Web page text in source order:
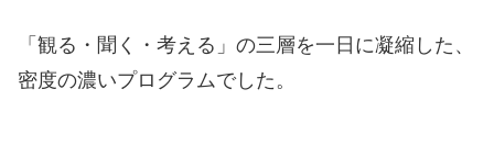
「観る・聞く・考える」の三層を一日に凝縮した、
密度の濃いプログラムでした。